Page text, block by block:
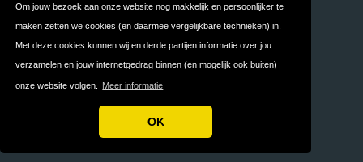
Om jouw bezoek aan onze website nog makkelijk en persoonlijker te
maken zetten we cookies (en daarmee vergelijkbare technieken) in.
Met deze cookies kunnen wij en derde partijen informatie over jou
verzamelen en jouw internetgedrag binnen (en mogelijk ook buiten)
onze website volgen. Meer informatie
OK
Contact Over ons
Privacy Algemene
Voorwaarden
Copyright © 2026 Boekhoudprogramma